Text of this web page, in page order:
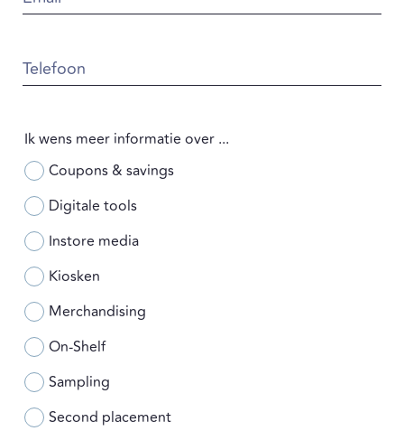
Telefoon
Ik wens meer informatie over ...
Coupons & savings
Digitale tools
Instore media
Kiosken
Merchandising
On-Shelf
Sampling
Second placement